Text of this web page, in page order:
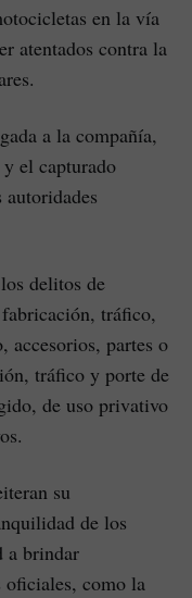
en la vía
atentados contra la
a la compañía,
el capturado
delitos de
tráfico,
accesorios, partes o
tráfico y porte de
de uso privativo
su
de los
a brindar
oficiales, como la